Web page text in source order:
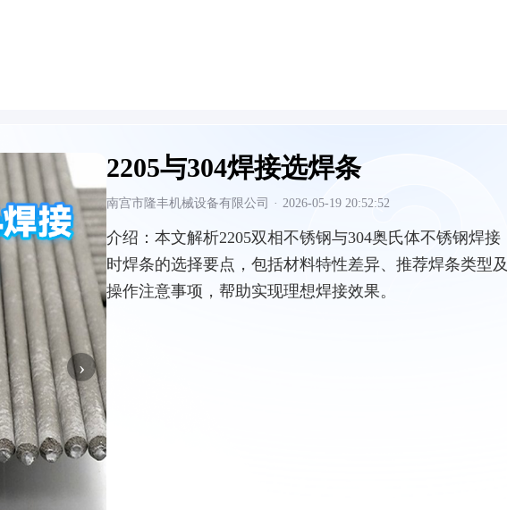
›
2205与304焊接选焊条
南宫市隆丰机械设备有限公司 · 2026-05-19 20:52:52
介绍： 本文解析2205双相不锈钢与304奥氏体不锈钢焊接
时焊条的选择要点，包括材料特性差异、推荐焊条类型及
操作注意事项，帮助实现理想焊接效果。